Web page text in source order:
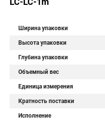
Ширина упаковки
Высота упаковки
Глубина упаковки
Объемный вес
Единица измерения
Кратность поставки
Исполнение